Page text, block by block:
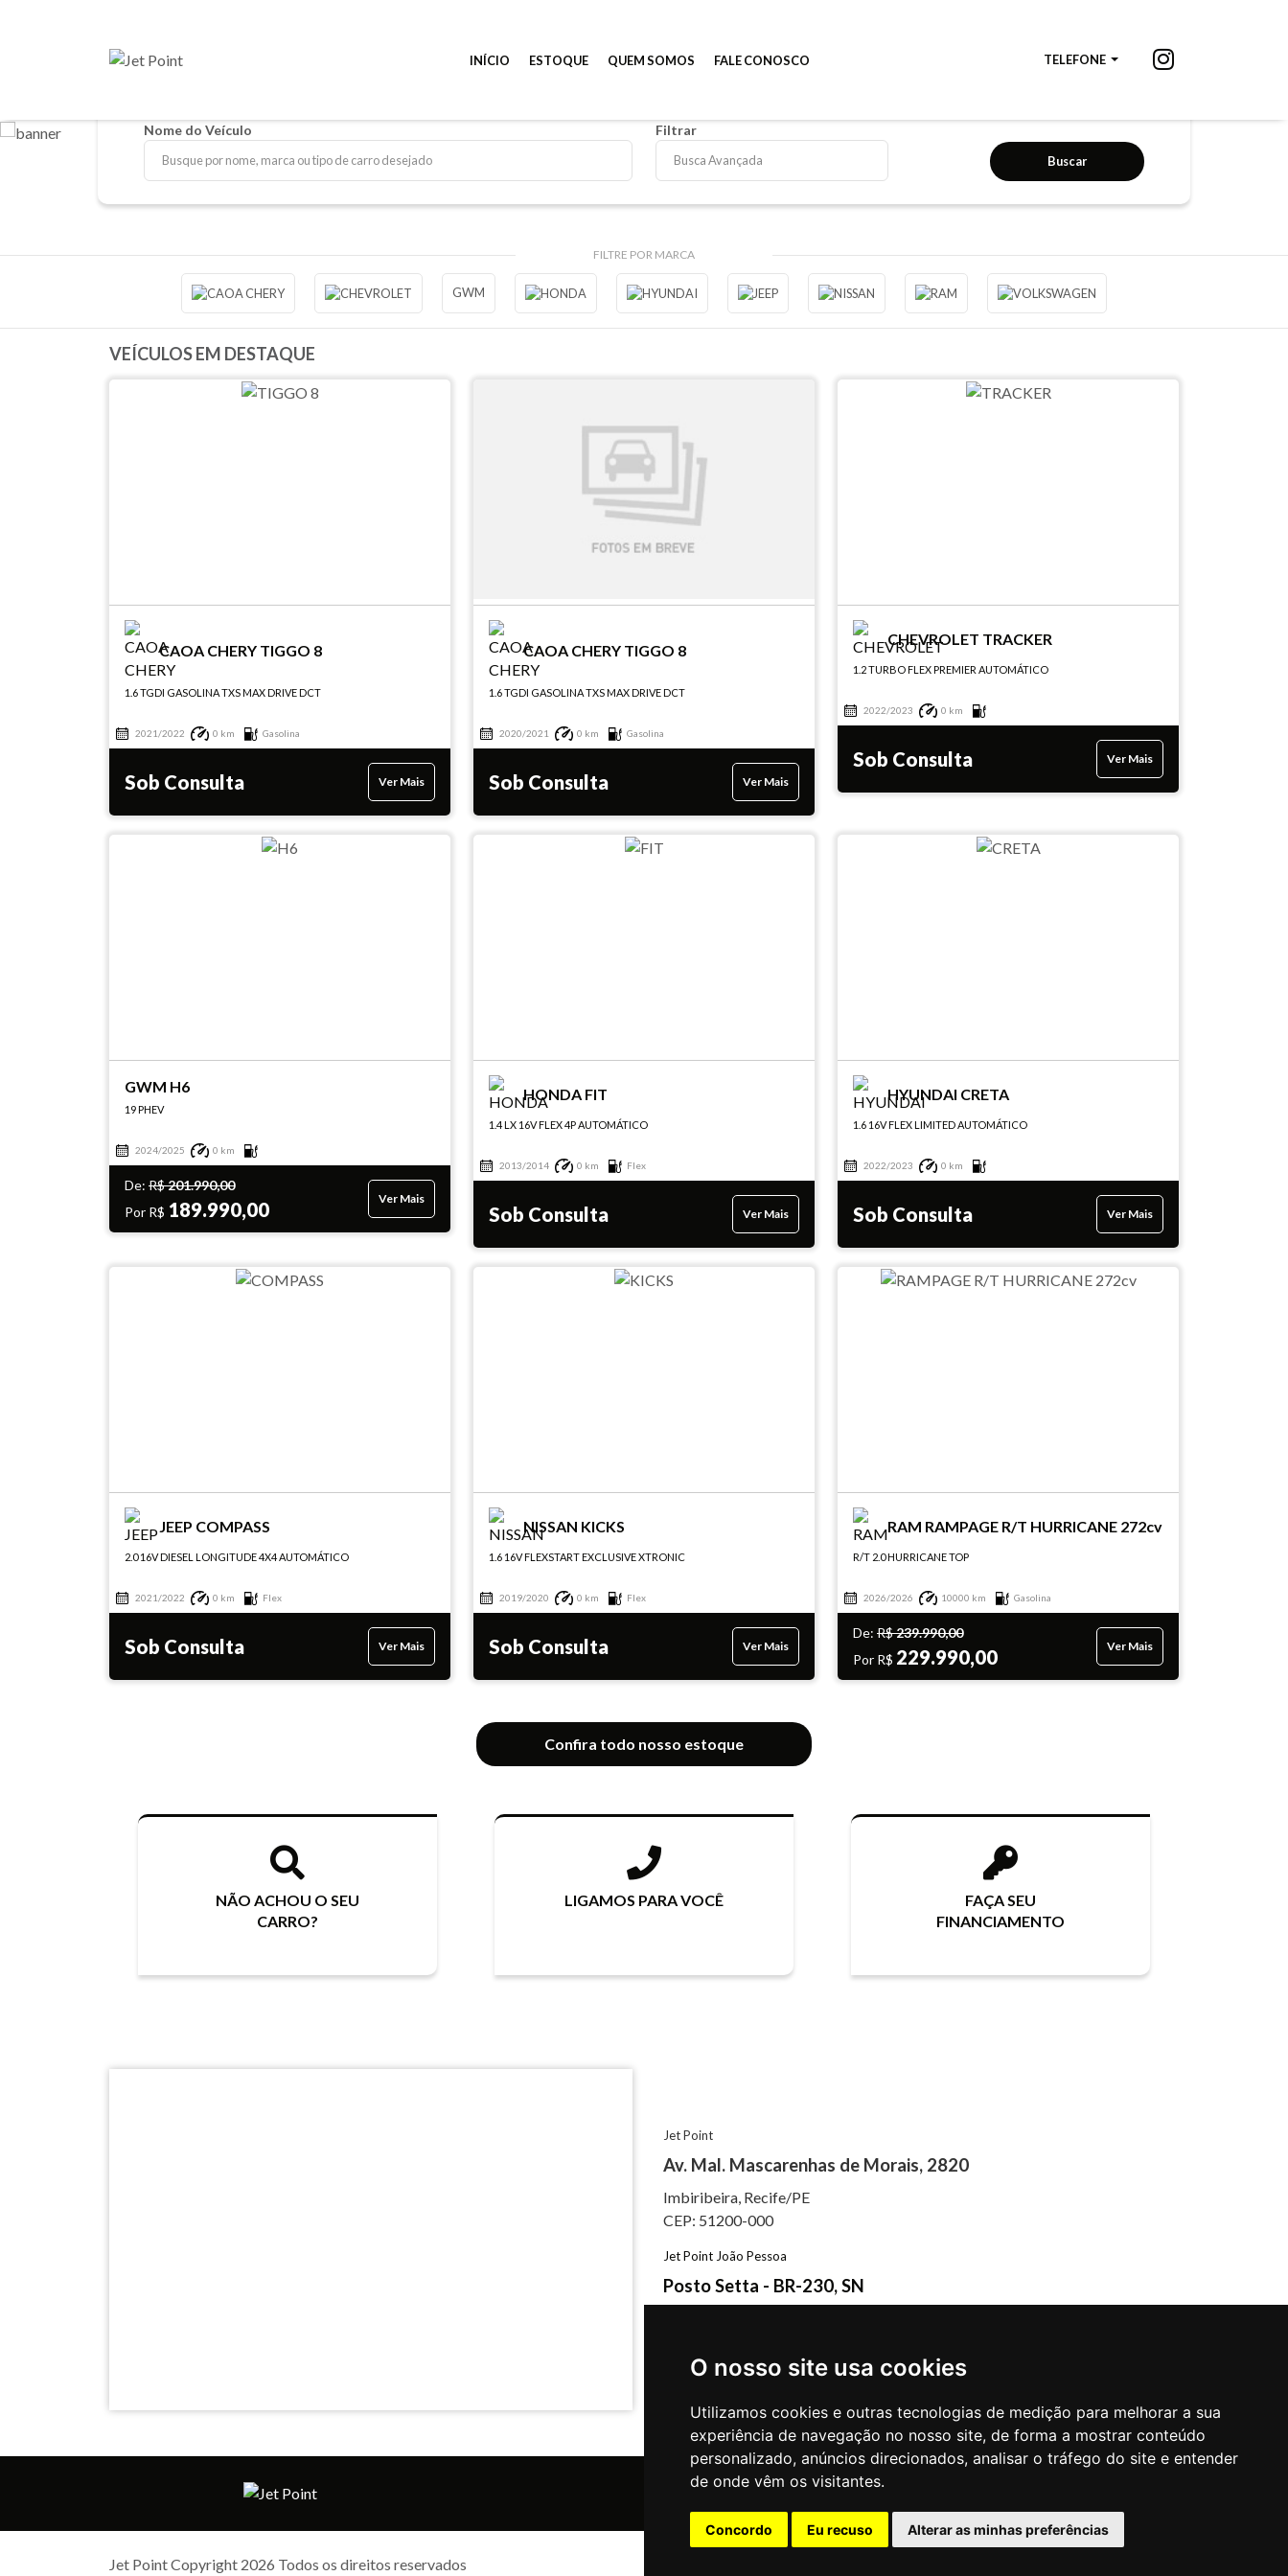
O nosso site usa cookies
Utilizamos cookies e outras tecnologias de medição para melhorar a sua
experiência de navegação no nosso site, de forma a mostrar conteúdo
personalizado, anúncios direcionados, analisar o tráfego do site e entender
de onde vêm os visitantes.
Concordo Eu recuso Alterar as minhas preferências
INÍCIO ESTOQUE QUEM SOMOS FALE CONOSCO TELEFONE
Nome do Veículo Filtrar
Busca Avançada Buscar
FILTRE POR MARCA
GWM
VEÍCULOS EM DESTAQUE
CAOA CHERY TIGGO 8
1.6 TGDI GASOLINA TXS MAX DRIVE DCT
2021/2022 0 km Gasolina
Sob Consulta Ver Mais
CAOA CHERY TIGGO 8
1.6 TGDI GASOLINA TXS MAX DRIVE DCT
2020/2021 0 km Gasolina
Sob Consulta Ver Mais
CHEVROLET TRACKER
1.2 TURBO FLEX PREMIER AUTOMÁTICO
2022/2023 0 km
Sob Consulta Ver Mais
GWM H6
19 PHEV
2024/2025 0 km
De: R$201.990,00
Por R$ 189.990,00 Ver Mais
HONDA FIT
1.4 LX 16V FLEX 4P AUTOMÁTICO
2013/2014 0 km Flex
Sob Consulta Ver Mais
HYUNDAI CRETA
1.6 16V FLEX LIMITED AUTOMÁTICO
2022/2023 0 km
Sob Consulta Ver Mais
JEEP COMPASS
2.0 16V DIESEL LONGITUDE 4X4 AUTOMÁTICO
2021/2022 0 km Flex
Sob Consulta Ver Mais
NISSAN KICKS
1.6 16V FLEXSTART EXCLUSIVE XTRONIC
2019/2020 0 km Flex
Sob Consulta Ver Mais
RAM RAMPAGE R/T HURRICANE 272cv
R/T 2.0 HURRICANE TOP
2026/2026 10000 km Gasolina
De: R$239.990,00
Por R$ 229.990,00 Ver Mais
Confira todo nosso estoque
NÃO ACHOU O SEU
CARRO?
LIGAMOS PARA VOCÊ
FAÇA SEU
FINANCIAMENTO
Jet Point
Av. Mal. Mascarenhas de Morais, 2820
Imbiribeira, Recife/PE
CEP: 51200-000
Jet Point João Pessoa
Posto Setta - BR-230, SN
Jet Point Copyright 2026 Todos os direitos reservados